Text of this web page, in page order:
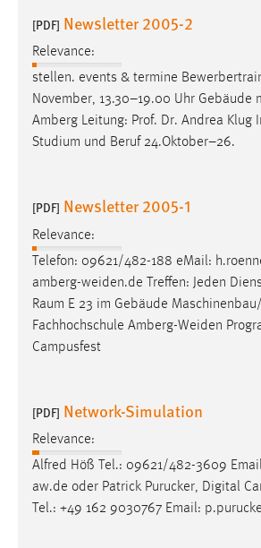
[PDF] Newsletter 2005-2
Relevance:
stellen. events & termine
November, 13.30–19.00 Uhr Gebäude
Amberg Leitung: Prof. Dr. Andrea Klug
Studium und Beruf 24.Oktober–26.
[PDF] Newsletter 2005-1
Relevance:
Telefon: 09621/482-188 eMail:
amberg-weiden.de Treffen: Jeden
Raum E 23 im Gebäude
Fachhochschule Amberg-Weiden
Campusfest
[PDF] Network-Simulation
Relevance:
Alfred Höß Tel.: 09621/482-3609
aw.de oder Patrick Purucker, Digital
Tel.: +49 162 9030767 Email: